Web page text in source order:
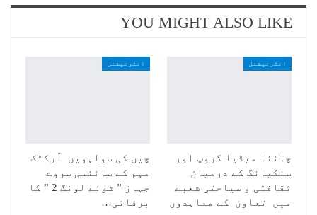
YOU MIGHT ALSO LIKE
انٹرنیشنل
چائنا میڈیا گروپ اور
سنکیانگ کے درمیان
ثقافتی و سیاحتی شعبے
میں تعاون کے معاہدوں
انٹرنیشنل
چین کی سولہویں آرکٹک
مہم کے سائنسی سروے
جہاز ” شوئے لونگ 2 ” کا
برفانی…